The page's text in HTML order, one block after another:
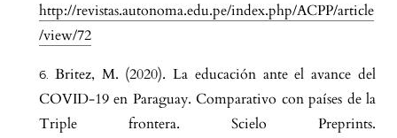
http://revistas.autonoma.edu.pe/index.php/ACPP/article
/view/72
Britez, M. (2020). La educación ante el avance del
COVID-19 en Paraguay. Comparativo con países de la
Triple frontera. Scielo Preprints.